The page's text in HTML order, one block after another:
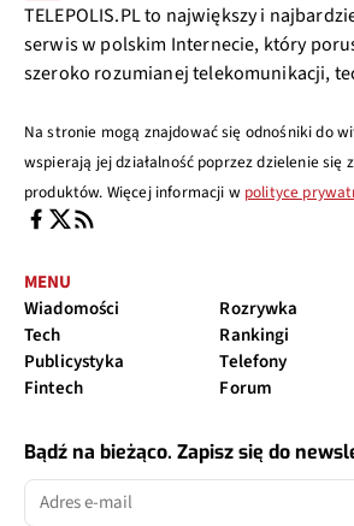
TELEPOLIS.PL to największy i
serwis w polskim Internecie, który
szeroko rozumianej telekomunikacji,
Na stronie mogą znajdować się odnośniki do
wspierają jej działalność poprzez dzielenie się
produktów. Więcej informacji w polityce
MENU
Wiadomości
Tech
Publicystyka
Fintech
Rozrywka
Rankingi
Telefony
Forum
Bądź na bieżąco. Zapisz się do